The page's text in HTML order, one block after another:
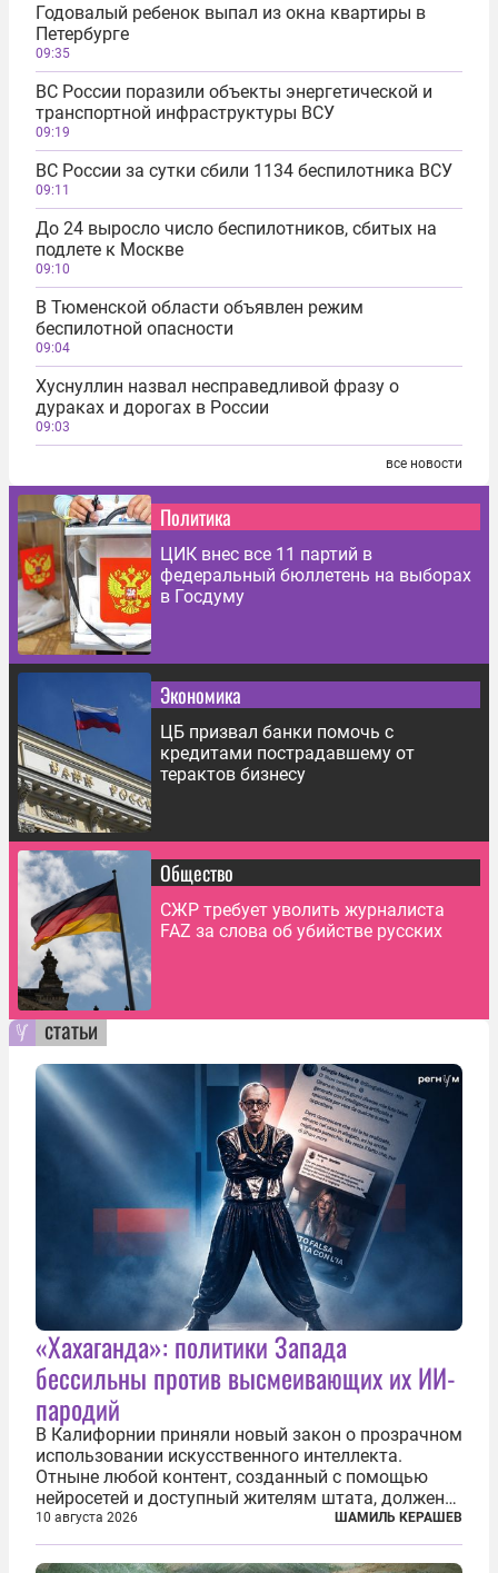
Годовалый ребенок выпал из окна квартиры в
Петербурге
09:35
ВС России поразили объекты энергетической и
транспортной инфраструктуры ВСУ
09:19
ВС России за сутки сбили 1134 беспилотника ВСУ
09:11
До 24 выросло число беспилотников, сбитых на
подлете к Москве
09:10
В Тюменской области объявлен режим
беспилотной опасности
09:04
Хуснуллин назвал несправедливой фразу о
дураках и дорогах в России
09:03
все новости
Политика
ЦИК внес все 11 партий в
федеральный бюллетень на выборах
в Госдуму
Экономика
ЦБ призвал банки помочь с
кредитами пострадавшему от
терактов бизнесу
Общество
СЖР требует уволить журналиста
FAZ за слова об убийстве русских
статьи
«Хахаганда»: политики Запада
бессильны против высмеивающих их ИИ-
пародий
В Калифорнии приняли новый закон о прозрачном
использовании искусственного интеллекта.
Отныне любой контент, созданный с помощью
нейросетей и доступный жителям штата, должен
получать обязательную цифровую маркировку.
Речь идёт не просто о логотипе Sora или
Midjourney где-нибудь в углу, а о жёстком...
10 августа 2026 ШАМИЛЬ КЕРАШЕВ